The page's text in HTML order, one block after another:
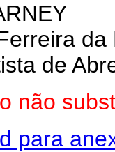
da
de
não
para